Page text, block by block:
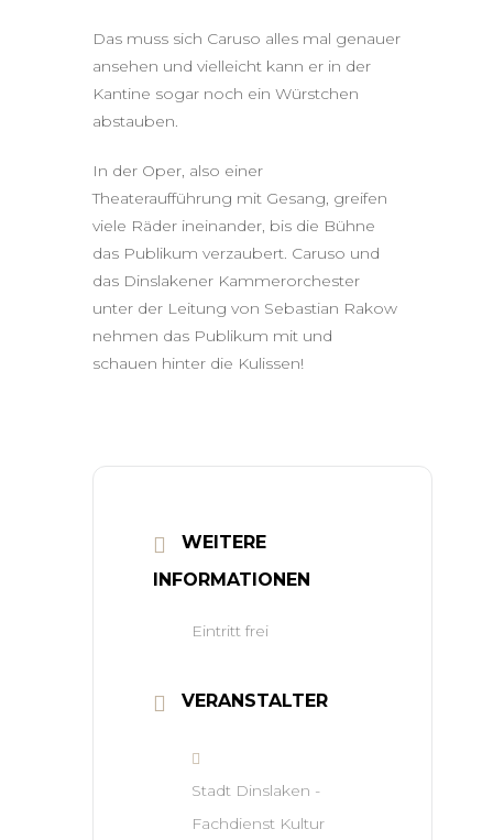
Das muss sich Caruso alles mal genauer
ansehen und vielleicht kann er in der
Kantine sogar noch ein Würstchen
abstauben.
In der Oper, also einer
Theateraufführung mit Gesang, greifen
viele Räder ineinander, bis die Bühne
das Publikum verzaubert. Caruso und
das Dinslakener Kammerorchester
unter der Leitung von Sebastian Rakow
nehmen das Publikum mit und
schauen hinter die Kulissen!
WEITERE
INFORMATIONEN
Eintritt frei
VERANSTALTER
Stadt Dinslaken -
Fachdienst Kultur